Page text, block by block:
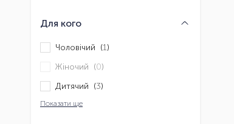
Для кого
Чоловічий (1)
Жіночий (0)
Дитячий (3)
Показати ще